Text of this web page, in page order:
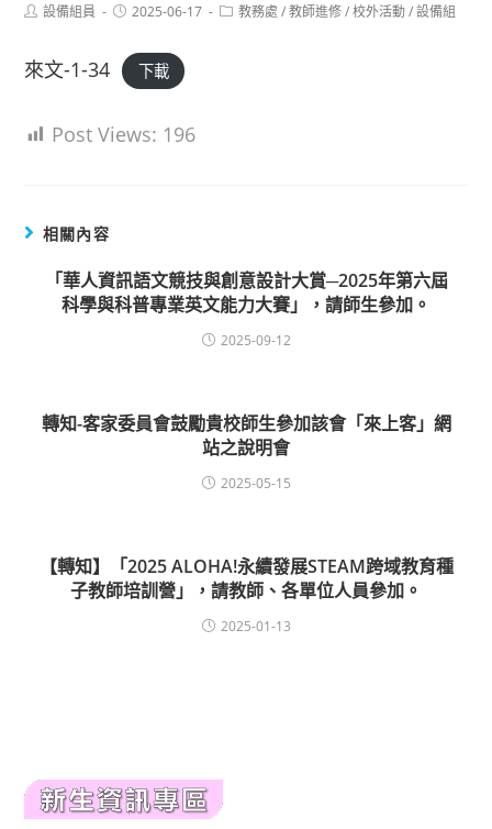
Post設備組員
Post2025-06-17
Post教務處 / 教師進修 / 校外活動 / 設備組
來文-1-34 下載
Post Views: 196
相關內容
「華人資訊語文競技與創意設計大賞─2025年第六屆
科學與科普專業英文能力大賽」，請師生參加。
2025-09-12
轉知-客家委員會鼓勵貴校師生參加該會「來上客」網
站之說明會
2025-05-15
【轉知】「2025 ALOHA!永續發展STEAM跨域教育種
子教師培訓營」，請教師、各單位人員參加。
2025-01-13